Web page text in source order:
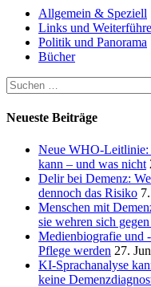
Allgemein & Speziell
Links und
Politik und Panorama
Bücher
Suchen
nach:
Neueste Beiträge
Neue WHO-Leitlinie:
kann – und was nicht
Delir bei Demenz:
dennoch das Risiko
Menschen mit
sie wehren sich
Medienbiografie und
Pflege werden 27.
KI-Sprachanalyse
keine